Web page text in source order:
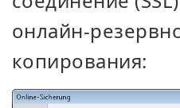
онлайн-
копирования: